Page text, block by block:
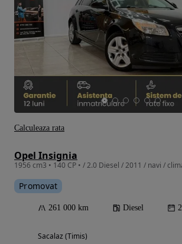
Opel Insignia
1956 cm3 • 140 CP • / 2.0 Diesel / 2011 / navi /
Promovat
261 000 km Diesel
Sacalaz (Timis)
Calculeaza rata